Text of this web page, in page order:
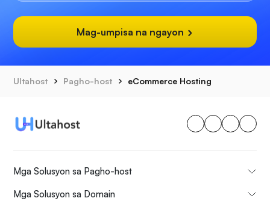
Mag-umpisa na ngayon
Ultahost Pagho-host eCommerce Hosting
Mga Solusyon sa Pagho-host
Mga Solusyon sa Domain